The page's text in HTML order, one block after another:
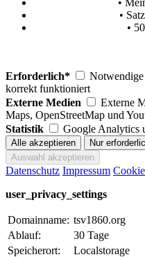
•
•
Erforderlich*
Notwendige
korrekt funktioniert
Externe Medien
Externe
Maps, OpenStreetMap und
Statistik
Google Analytics
Datenschutz Impressum
user_privacy_settings
Domainname: tsv1860.org
Ablauf:
30 Tage
Speicherort:
Localstorage